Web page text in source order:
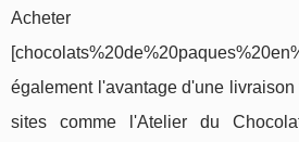
également l'avantage d'une
sites comme l'Atelier du